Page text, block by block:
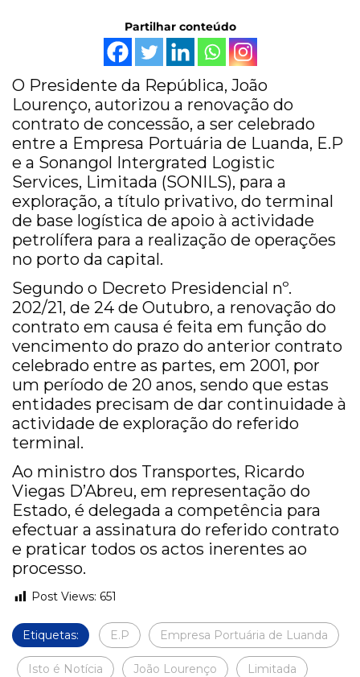
Partilhar conteúdo
O Presidente da República, João
Lourenço, autorizou a renovação do
contrato de concessão, a ser celebrado
entre a Empresa Portuária de Luanda, E.P
e a Sonangol Intergrated Logistic
Services, Limitada (SONILS), para a
exploração, a título privativo, do terminal
de base logística de apoio à actividade
petrolífera para a realização de operações
no porto da capital.
Segundo o Decreto Presidencial nº.
202/21, de 24 de Outubro, a renovação do
contrato em causa é feita em função do
vencimento do prazo do anterior contrato
celebrado entre as partes, em 2001, por
um período de 20 anos, sendo que estas
entidades precisam de dar continuidade à
actividade de exploração do referido
terminal.
Ao ministro dos Transportes, Ricardo
Viegas D’Abreu, em representação do
Estado, é delegada a competência para
efectuar a assinatura do referido contrato
e praticar todos os actos inerentes ao
processo.
Post Views: 651
Etiquetas: E.P Empresa Portuária de Luanda
Isto é Notícia João Lourenço Limitada